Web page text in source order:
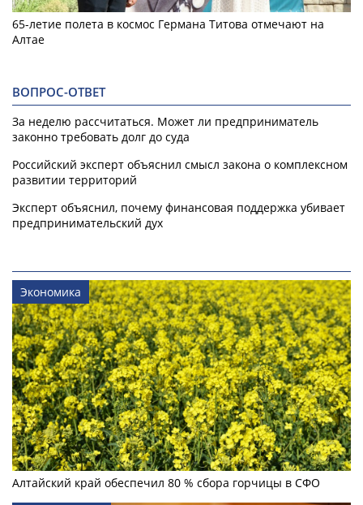
65-летие полета в космос Германа Титова отмечают на
Алтае
ВОПРОС-ОТВЕТ
За неделю рассчитаться. Может ли предприниматель
законно требовать долг до суда
Российский эксперт объяснил смысл закона о комплексном
развитии территорий
Эксперт объяснил, почему финансовая поддержка убивает
предпринимательский дух
Экономика
Алтайский край обеспечил 80 % сбора горчицы в СФО